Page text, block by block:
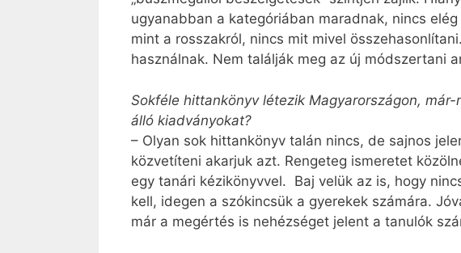
ugyanabban a kategóriában maradnak, nincs
mint a rosszakról, nincs mit mivel
használnak. Nem találják meg az új módszertani
Sokféle hittankönyv létezik Magyarországon,
álló kiadványokat?
– Olyan sok hittankönyv talán nincs, de sajnos
közvetíteni akarjuk azt. Rengeteg ismeretet
egy tanári kézikönyvvel. Baj velük az is, hogy
kell, idegen a szókincsük a gyerekek számára.
már a megértés is nehézséget jelent a tanulók